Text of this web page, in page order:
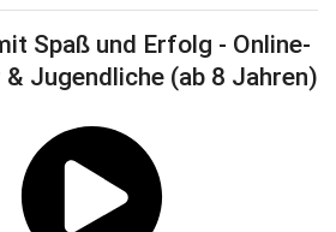
Spaß und Erfolg - Online-
Jugendliche (ab 8 Jahren)